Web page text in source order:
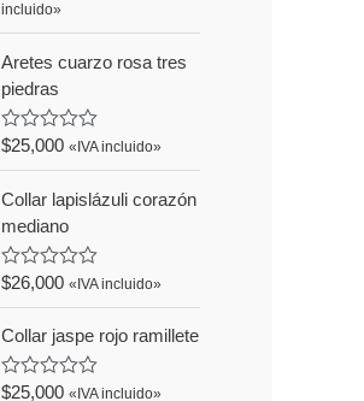
l
o
r
a
d
o
e
n
e
incluido»
Aretes cuarzo rosa tres
piedras
V
o
a
d
o
e
n
0
d
e
5
$25,000 «IVA incluido»
Collar lapislázuli corazón
mediano
V
o
a
d
$26,000 «IVA incluido»
Collar jaspe rojo ramillete
V
$25,000 «IVA incluido»